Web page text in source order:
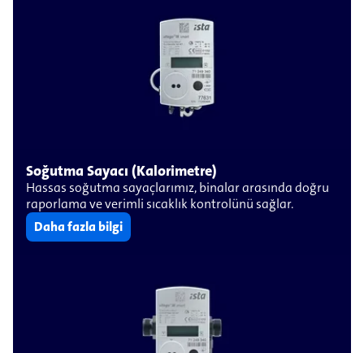
Soğutma Sayacı (Kalorimetre)
Hassas soğutma sayaçlarımız, binalar arasında doğru
raporlama ve verimli sıcaklık kontrolünü sağlar.
Daha fazla bilgi